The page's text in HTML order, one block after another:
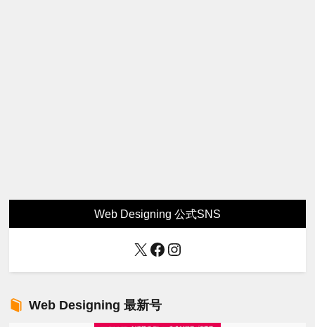
Web Designing 公式SNS
X Facebook
Instagram
Web Designing 最新号